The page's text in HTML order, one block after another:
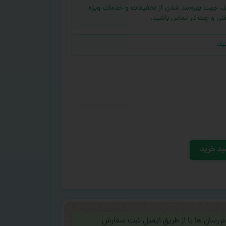
(بالای ۱۰ عدد) دارید، جهت بهره‌مند شدن از تخفیفات و خدمات ویژه
و چت در تماس باشید.
خرید
رسان ها یا از طریق ایمیل ثبت سفارش